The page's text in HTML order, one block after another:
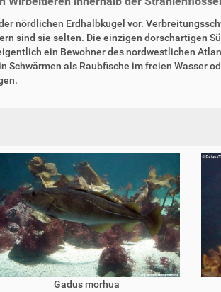
nördlichen Erdhalbkugel vor.
sind sie selten. Die einzigen dorschartigen
ein Bewohner des nordwestlichen
Schwärmen als Raubfische im freien Wasser
Gadus morhua